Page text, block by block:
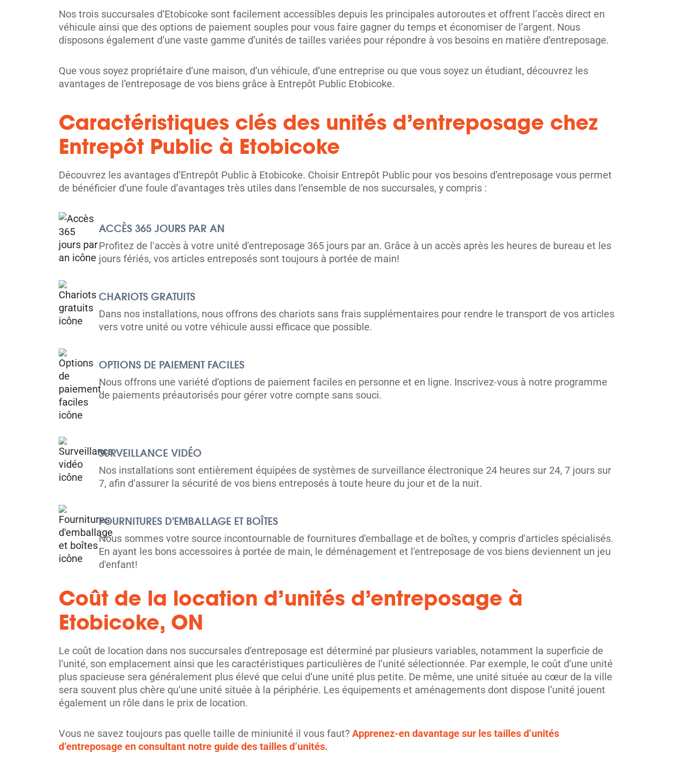
Mississauga, ON L4Y 4C1
Tel:(905) 276-7699
Directions
5' x 5' from $109/month
Toronto
24 Jefferson Ave,
Tel:(416) 533 7572
5' x 5' from $199/month
Toronto
914 Dupont St,
Toronto, ON M6H 1Z2
Tel:
(416) 588-5939
5' x 5' from $239/month
Mississauga, ON L4W 2S5
Tel:
(905) 625-9712
Directions
Voir les unités
Mississauga
3805 Nashua Dr,
Tel:(905) 677-8210
5' x 5' from $84/month
Voir les unités
Mississauga
2535 Derry Rd E,
Voir les unités
Nos trois succursales d’Etobicoke sont facilement accessibles depuis les principales autoroutes et offrent l’accès direct en
véhicule ainsi que des options de paiement souples pour vous faire gagner du temps et économiser de l’argent. Nous
disposons également d’une vaste gamme d’unités de tailles variées pour répondre à vos besoins en matière d’entreposage.
Que vous soyez propriétaire d’une maison, d’un véhicule, d’une entreprise ou que vous soyez un étudiant, découvrez les
avantages de l’entreposage de vos biens grâce à Entrepôt Public Etobicoke.
Caractéristiques clés des unités d’entreposage chez
Entrepôt Public à Etobicoke
Découvrez les avantages d’Entrepôt Public à Etobicoke. Choisir Entrepôt Public pour vos besoins d’entreposage vous permet
de bénéficier d’une foule d’avantages très utiles dans l’ensemble de nos succursales, y compris :
ACCÈS 365 JOURS PAR AN
Profitez de l'accès à votre unité d'entreposage 365 jours par an. Grâce à un accès après les heures de bureau et les
jours fériés, vos articles entreposés sont toujours à portée de main!
CHARIOTS GRATUITS
Dans nos installations, nous offrons des chariots sans frais supplémentaires pour rendre le transport de vos articles
vers votre unité ou votre véhicule aussi efficace que possible.
OPTIONS DE PAIEMENT FACILES
Nous offrons une variété d’options de paiement faciles en personne et en ligne. Inscrivez-vous à notre programme
de paiements préautorisés pour gérer votre compte sans souci.
SURVEILLANCE VIDÉO
Nos installations sont entièrement équipées de systèmes de surveillance électronique 24 heures sur 24, 7 jours sur
7, afin d’assurer la sécurité de vos biens entreposés à toute heure du jour et de la nuit.
FOURNITURES D'EMBALLAGE ET BOÎTES
Nous sommes votre source incontournable de fournitures d'emballage et de boîtes, y compris d'articles spécialisés.
En ayant les bons accessoires à portée de main, le déménagement et l'entreposage de vos biens deviennent un jeu
d'enfant!
Coût de la location d’unités d’entreposage à
Etobicoke, ON
Le coût de location dans nos succursales d’entreposage est déterminé par plusieurs variables, notamment la superficie de
l’unité, son emplacement ainsi que les caractéristiques particulières de l’unité sélectionnée. Par exemple, le coût d’une unité
plus spacieuse sera généralement plus élevé que celui d’une unité plus petite. De même, une unité située au cœur de la ville
sera souvent plus chère qu’une unité située à la périphérie. Les équipements et aménagements dont dispose l’unité jouent
également un rôle dans le prix de location.
Vous ne savez toujours pas quelle taille de miniunité il vous faut? Apprenez-en davantage sur les tailles d’unités
d’entreposage en consultant notre guide des tailles d’unités.